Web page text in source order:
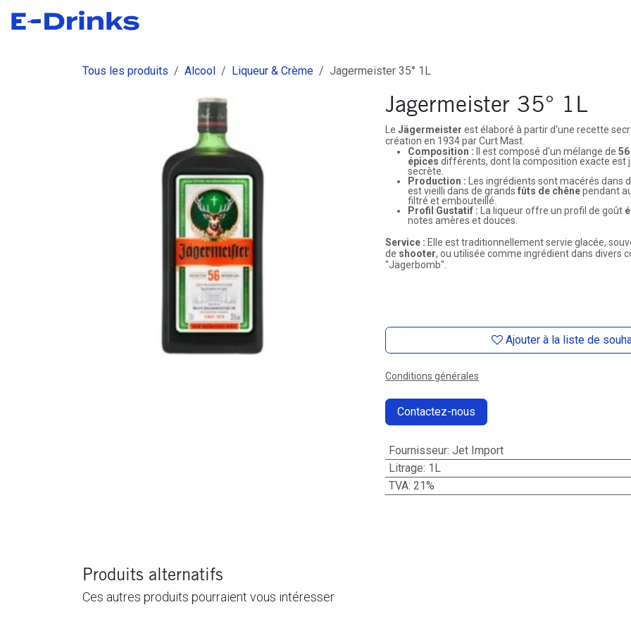
Se rendre au contenu
Tous les produits Alcool Liqueur & Crème Jagermeister 35° 1L
Jagermeister 35° 1L
Le Jägermeister est élaboré à partir d'une recette
création en 1934 par Curt Mast.
Composition : Il est composé d'un mélange de
épices différents, dont la composition exacte est
secrète.
Production : Les ingrédients sont macérés dans
est vieilli dans de grands fûts de chênependant
filtré et embouteillé.
Profil Gustatif : La liqueur offre un profil de goût
notes amères et douces.
Service : Elle est traditionnellement servie glacée,
de shooter, ou utilisée comme ingrédient dans divers
"Jägerbomb".
Ajouter à la liste de
Conditions générales
Contactez-nous
Fournisseur: Jet Import
Litrage: 1L
TVA: 21%
Produits alternatifs
Ces autres produits pourraient vous intéresser